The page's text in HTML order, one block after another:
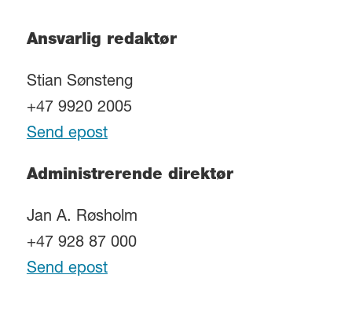
Ansvarlig redaktør
Stian Sønsteng
+47 9920 2005
Send epost
Administrerende direktør
Jan A. Røsholm
+47 928 87 000
Send epost